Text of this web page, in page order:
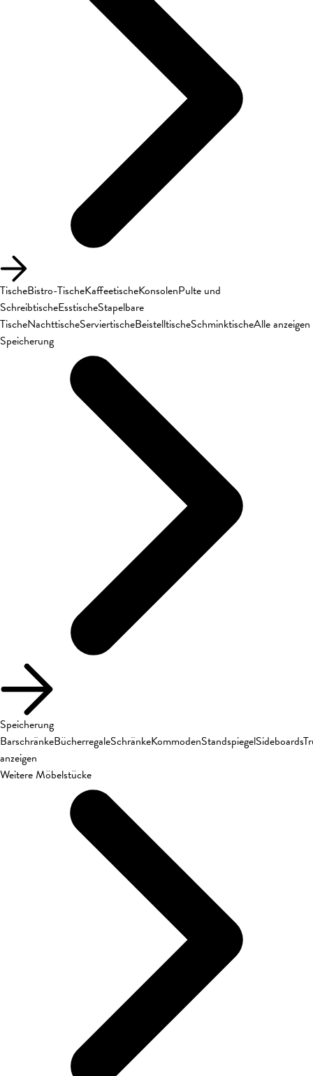
TischeBistro-TischeKaffeetischeKonsolenPulte und
SchreibtischeEsstischeStapelbare
TischeNachttischeServiertischeBeistelltischeSchminktischeAlle anzeigen
Speicherung
Speicherung
BarschränkeBücherregaleSchränkeKommodenStandspiegelSideboards
anzeigen
Weitere Möbelstücke